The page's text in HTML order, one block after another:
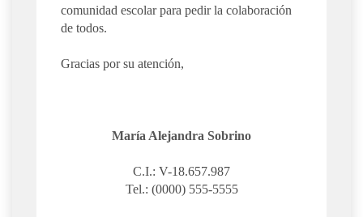
comunidad escolar para pedir la colaboración
de todos.
Gracias por su atención,
María Alejandra Sobrino
C.I.: V-18.657.987
Tel.: (0000) 555-5555